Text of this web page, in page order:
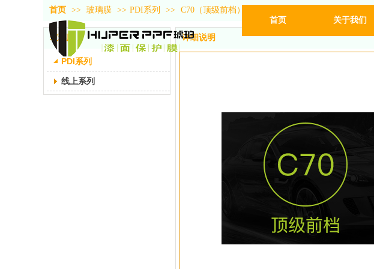
首页 关于我们
首页 >> 玻璃膜 >> PDI系列 >> C70（顶级前档）
玻璃膜
PDI系列
线上系列
详细说明